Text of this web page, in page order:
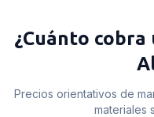
¿Cuánto cobra
Precios orientativos de
materiales